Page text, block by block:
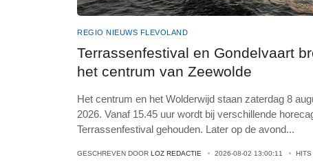
REGIO NIEUWS FLEVOLAND
Terrassenfestival en Gondelvaart
het centrum van Zeewolde
Het centrum en het Wolderwijd staan zaterdag 8
2026. Vanaf 15.45 uur wordt bij verschillende
Terrassenfestival gehouden. Later op de avond...
GESCHREVEN DOOR LOZ REDACTIE 2026-08-02 13:00:11 HITS